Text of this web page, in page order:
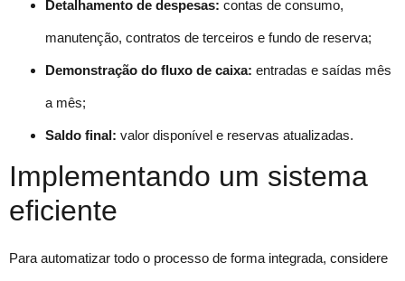
Detalhamento de despesas: contas de consumo,
manutenção, contratos de terceiros e fundo de reserva;
Demonstração do fluxo de caixa: entradas e saídas mês
a mês;
Saldo final: valor disponível e reservas atualizadas.
Implementando um sistema
eficiente
Para automatizar todo o processo de forma integrada, considere